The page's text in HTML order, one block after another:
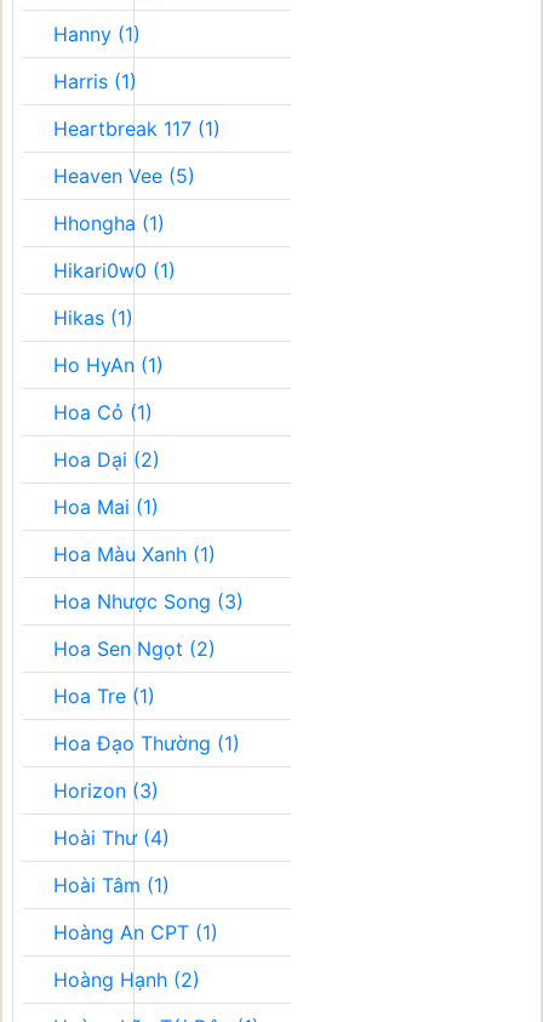
Hanny (1)
Harris (1)
Heartbreak 117 (1)
Heaven Vee (5)
Hhongha (1)
Hikari0w0 (1)
Hikas (1)
Ho HyAn (1)
Hoa Cỏ (1)
Hoa Dại (2)
Hoa Mai (1)
Hoa Màu Xanh (1)
Hoa Nhược Song (3)
Hoa Sen Ngọt (2)
Hoa Tre (1)
Hoa Đạo Thường (1)
Horizon (3)
Hoài Thư (4)
Hoài Tâm (1)
Hoàng An CPT (1)
Hoàng Hạnh (2)